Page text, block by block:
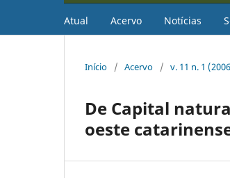
Atual Acervo Notícias
Início / Acervo / v. 11 n. 1
De Capital
oeste